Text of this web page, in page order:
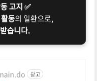
고지 ✅
동의 일환으로,
습니다.
광고